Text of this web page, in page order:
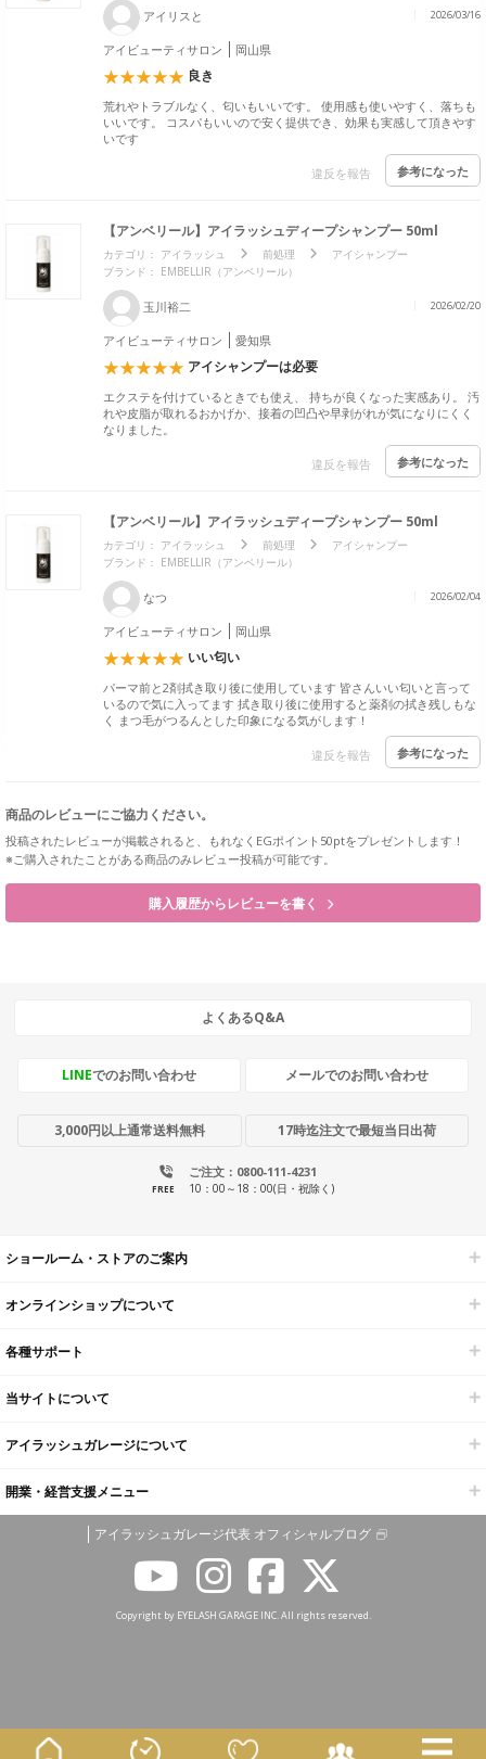
アイリスと 2026/03/16
アイビューティサロン 岡山県
良き
荒れやトラブルなく、匂いもいいです。 使用感も使いやすく、落ちも
いいです。 コスパもいいので安く提供でき、効果も実感して頂きやす
いです
違反を報告 参考になった
【アンベリール】アイラッシュディープシャンプー 50ml
カテゴリ： アイラッシュ 前処理
アイシャンプー
ブランド： EMBELLIR（アンベリール）
玉川裕二 2026/02/20
アイビューティサロン 愛知県
アイシャンプーは必要
エクステを付けているときでも使え、 持ちが良くなった実感あり。 汚
れや皮脂が取れるおかげか、接着の凹凸や早剥がれが気になりにくく
なりました。
違反を報告 参考になった
【アンベリール】アイラッシュディープシャンプー 50ml
カテゴリ： アイラッシュ 前処理
アイシャンプー
ブランド： EMBELLIR（アンベリール）
なつ 2026/02/04
アイビューティサロン 岡山県
いい匂い
パーマ前と2剤拭き取り後に使用しています 皆さんいい匂いと言って
いるので気に入ってます 拭き取り後に使用すると薬剤の拭き残しもな
く まつ毛がつるんとした印象になる気がします！
違反を報告 参考になった
商品のレビューにご協力ください。
投稿されたレビューが掲載されると、もれなくEGポイント50ptをプレゼントします！
※ご購入されたことがある商品のみレビュー投稿が可能です。
購入履歴からレビューを書く
よくあるQ&A
LINEでのお問い合わせ メールでのお問い合わせ
3,000円以上通常送料無料 17時迄注文で最短当日出荷
ご注文：0800-111-4231
FREE 10：00～18：00(日・祝除く)
ショールーム・ストアのご案内
オンラインショップについて
各種サポート
当サイトについて
アイラッシュガレージについて
開業・経営支援メニュー
アイラッシュガレージ代表 オフィシャルブログ
Copyright by EYELASH GARAGE INC. All rights reserved.